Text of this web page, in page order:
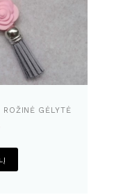
ROŽINĖ GĖLYTĖ